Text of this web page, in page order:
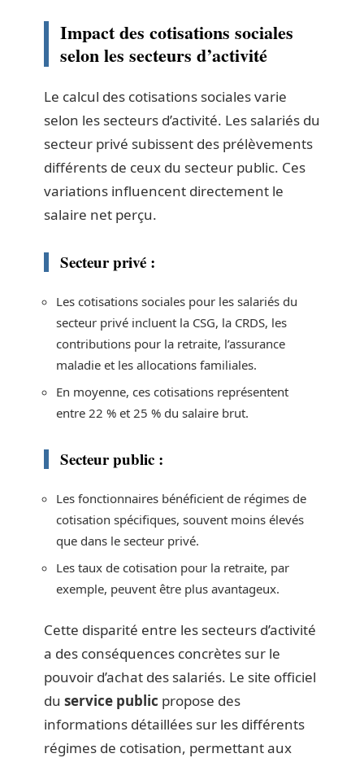
Impact des cotisations sociales
selon les secteurs d’activité
Le calcul des cotisations sociales varie
selon les secteurs d’activité. Les salariés du
secteur privé subissent des prélèvements
différents de ceux du secteur public. Ces
variations influencent directement le
salaire net perçu.
Secteur privé :
Les cotisations sociales pour les salariés du
secteur privé incluent la CSG, la CRDS, les
contributions pour la retraite, l’assurance
maladie et les allocations familiales.
En moyenne, ces cotisations représentent
entre 22 % et 25 % du salaire brut.
Secteur public :
Les fonctionnaires bénéficient de régimes de
cotisation spécifiques, souvent moins élevés
que dans le secteur privé.
Les taux de cotisation pour la retraite, par
exemple, peuvent être plus avantageux.
Cette disparité entre les secteurs d’activité
a des conséquences concrètes sur le
pouvoir d’achat des salariés. Le site officiel
du service public propose des
informations détaillées sur les différents
régimes de cotisation, permettant aux